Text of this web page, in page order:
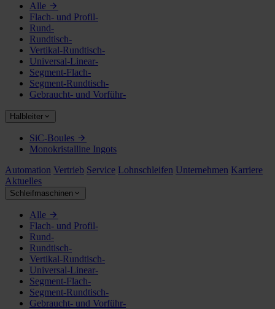
Alle
Flach- und Profil-
Rund-
Rundtisch-
Vertikal-Rundtisch-
Universal-Linear-
Segment-Flach-
Segment-Rundtisch-
Gebraucht- und Vorführ-
Halbleiter
SiC-Boules
Monokristalline Ingots
Automation Vertrieb Service Lohnschleifen Unternehmen Karriere
Aktuelles
Schleifmaschinen
Alle
Flach- und Profil-
Rund-
Rundtisch-
Vertikal-Rundtisch-
Universal-Linear-
Segment-Flach-
Segment-Rundtisch-
Gebraucht- und Vorführ-